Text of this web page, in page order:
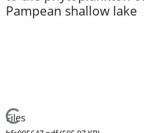
Pampean shallow lake
Loading...
Files